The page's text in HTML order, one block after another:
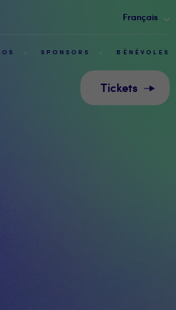
Tickets
SPONSORS BÉNÉVOLES
Français